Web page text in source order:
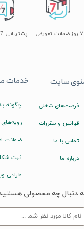
پشتیبانی 7 روز هفته ۷ روز ضمانت تعویض
خدمات
چگونه
رویه‌های
ضمانت
ثبت
طراحی
سایت
فرصت‌های شغلی
قوانین و مقررات
تماس با ما
درباره ما
دنبال چه محصولی